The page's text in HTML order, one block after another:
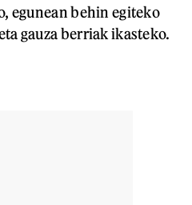
egunean behin egiteko
gauza berriak ikasteko.